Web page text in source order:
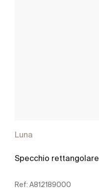
Luna
Specchio rettangolare
Ref: A812189000